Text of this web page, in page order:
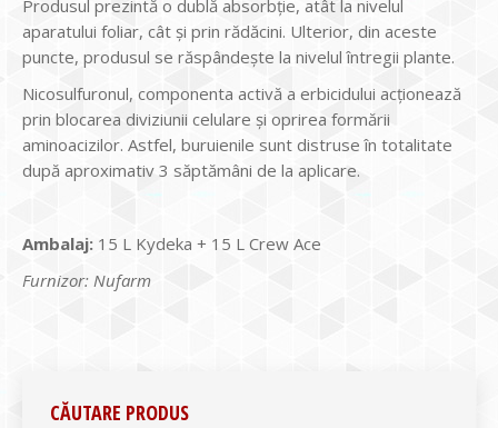
Produsul prezintă o dublă absorbţie, atât la nivelul
aparatului foliar, cât şi prin rădăcini. Ulterior, din aceste
puncte, produsul se răspândeşte la nive­lul întregii plante.
Nicosulfuronul, componenta activă a erbicidului acţionează
prin blocarea diviziunii celulare şi oprirea formării
aminoacizilor. Astfel, buruienile sunt distruse în totalitate
după aproximativ 3 săptămâni de la aplicare.
Ambalaj: 15 L Kydeka + 15 L Crew Ace
Furnizor: Nufarm
CĂUTARE PRODUS